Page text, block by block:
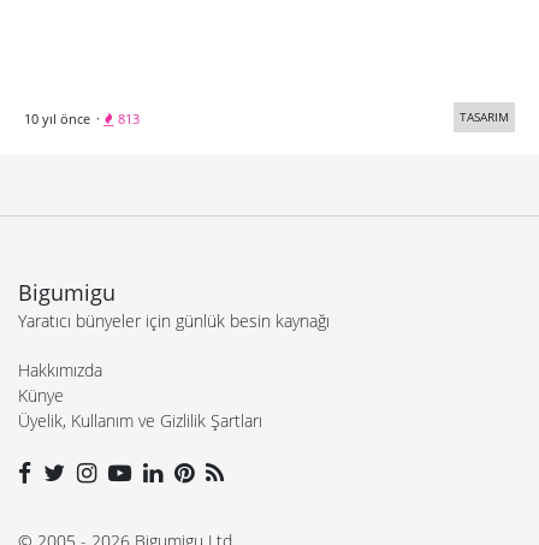
10 yıl önce · 813 TASARIM
Bigumigu
Yaratıcı bünyeler için günlük besin kaynağı
Hakkımızda
Künye
Üyelik, Kullanım ve Gizlilik Şartları